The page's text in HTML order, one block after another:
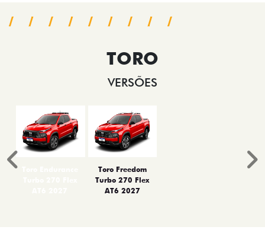
TORO
VERSÕES
Toro Freedom
Turbo 270 Flex
AT6 2027
Anterior